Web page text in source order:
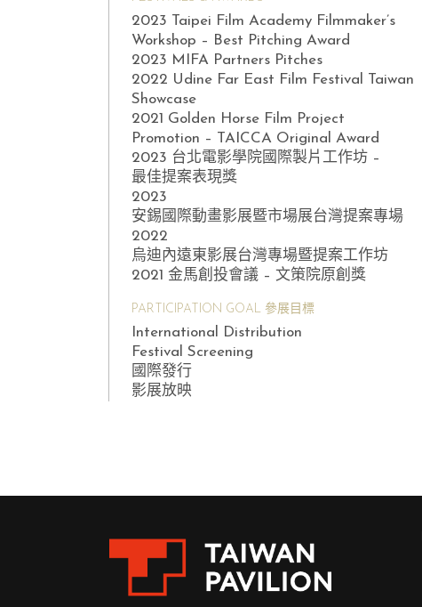
2023 Taipei Film Academy Filmmaker’s
Workshop – Best Pitching Award
2023 MIFA Partners Pitches
2022 Udine Far East Film Festival Taiwan
Showcase
2021 Golden Horse Film Project
Promotion – TAICCA Original Award
2023 台北電影學院國際製片工作坊 –
最佳提案表現獎
2023
安錫國際動畫影展暨市場展台灣提案專場
2022
烏迪內遠東影展台灣專場暨提案工作坊
2021 金馬創投會議 – 文策院原創獎
PARTICIPATION GOAL 參展目標
International Distribution
Festival Screening
國際發行
影展放映